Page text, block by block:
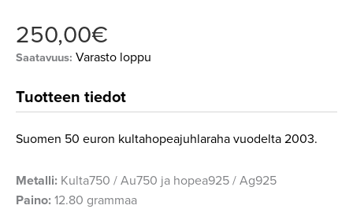
250,00€
Saatavuus: Varasto loppu
Tuotteen tiedot
Suomen 50 euron kultahopeajuhlaraha vuodelta 2003.
Metalli: Kulta750 / Au750 ja hopea925 / Ag925
Paino: 12.80 grammaa